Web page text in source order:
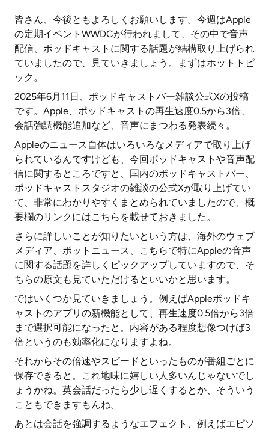
皆さん、今後ともよろしくお願いします。今週はApple
の定期イベントWWDCが行われまして、その中で音声
配信、ポッドキャストに関する話題が結構取り上げられ
ていましたので、見ていきましょう。まずはホットトピ
ック。
2025年6月11日、ポッドキャストバー雑談公式Xの投稿
です。Apple、ポッドキャストの再生速度0.5から3倍、
会話強調機能追加など、音声にまつわる発表続々。
Appleのニュース自体はいろいろなメディアで取り上げ
られているんですけども、今回ポッドキャストや音声配
信に関するところですと、国内のポッドキャストバー、
ポッドキャストスタジオの雑談の公式Xが取り上げてい
て、非常にわかりやすくまとめられていましたので、概
要欄のリンクにはこちらを載せておきました。
さらに詳しいことが知りたいという方は、海外のウェブ
メディア、ポットニュース、こちらで特にAppleの音声
に関する話題を詳しくピックアップしていますので、そ
ちらの原文も見ていただけるといいかと思います。
ではいくつか見ていきましょう。例えばAppleポッドキ
ャストのアプリの新機能として、再生速度0.5倍から3倍
まで選択可能になったと。内容がある程度想像つけば3
倍というのも効率化になりますよね。
それからその倍速やスピードといったものが番組ごとに
保存できると。これ地味に嬉しい人多いんじゃないでし
ょうかね。英会話だったら少し遅くするとか、そういう
こともできますもんね。
あとは会話を強調するようなエフェクト、例えばエピソ